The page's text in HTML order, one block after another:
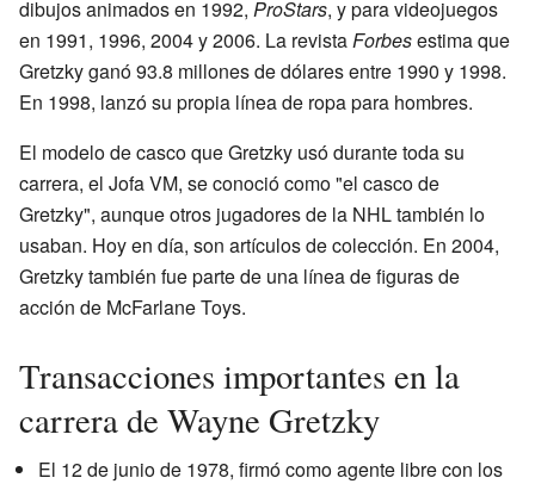
dibujos animados en 1992, ProStars, y para videojuegos
en 1991, 1996, 2004 y 2006. La revista Forbesestima que
Gretzky ganó 93.8 millones de dólares entre 1990 y 1998.
En 1998, lanzó su propia línea de ropa para hombres.
El modelo de casco que Gretzky usó durante toda su
carrera, el Jofa VM, se conoció como "el casco de
Gretzky", aunque otros jugadores de la NHL también lo
usaban. Hoy en día, son artículos de colección. En 2004,
Gretzky también fue parte de una línea de figuras de
acción de McFarlane Toys.
Transacciones importantes en la
carrera de Wayne Gretzky
El 12 de junio de 1978, firmó como agente libre con los